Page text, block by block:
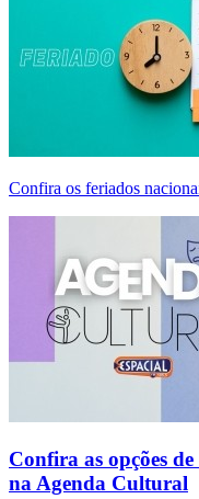
Confira os feriados
Confira as opções
na Agenda Cultural